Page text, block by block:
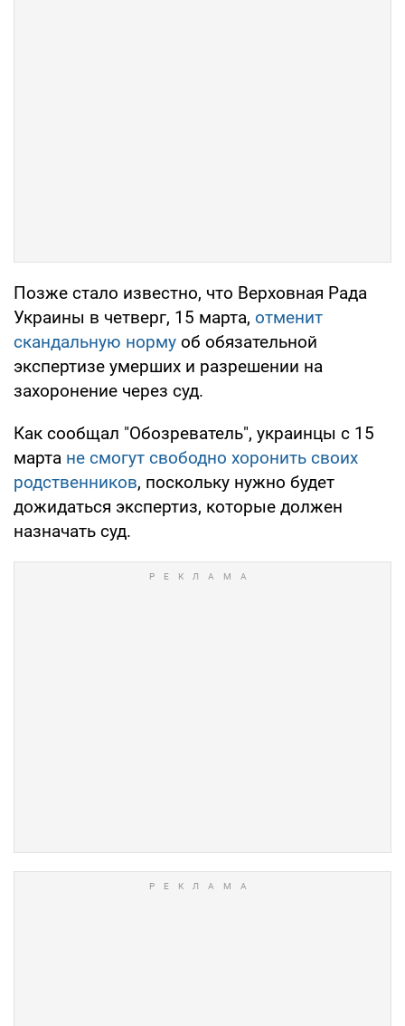
Позже стало известно, что Верховная Рада
Украины в четверг, 15 марта, отменит
скандальную норму об обязательной
экспертизе умерших и разрешении на
захоронение через суд.
Как сообщал "Обозреватель", украинцы с 15
марта не смогут свободно хоронить своих
родственников, поскольку нужно будет
дожидаться экспертиз, которые должен
назначать суд.